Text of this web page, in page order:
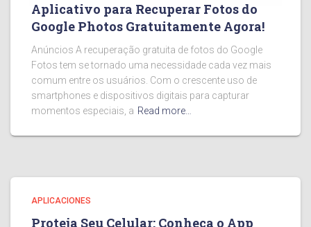
Aplicativo para Recuperar Fotos do
Google Photos Gratuitamente Agora!
Anúncios A recuperação gratuita de fotos do Google
Fotos tem se tornado uma necessidade cada vez mais
comum entre os usuários. Com o crescente uso de
smartphones e dispositivos digitais para capturar
momentos especiais, a Read more…
APLICACIONES
Proteja Seu Celular: Conheça o App